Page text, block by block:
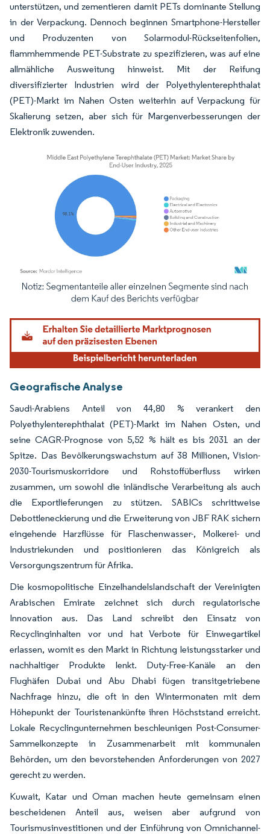
unterstützen, und zementieren damit PETs dominante Stellung
in der Verpackung. Dennoch beginnen Smartphone-Hersteller
und Produzenten von Solarmodul-Rückseitenfolien,
flammhemmende PET-Substrate zu spezifizieren, was auf eine
allmähliche Ausweitung hinweist. Mit der Reifung
diversifizierter Industrien wird der Polyethylenterephthalat
(PET)-Markt im Nahen Osten weiterhin auf Verpackung für
Skalierung setzen, aber sich für Margenverbesserungen der
Elektronik zuwenden.
Bild © Mordor Intelligence. Wiederverwendung erfordert Namensnennung
Geografische Analyse
Saudi-Arabiens Anteil von 44,80 % verankert den
Polyethylenterephthalat (PET)-Markt im Nahen Osten, und
seine CAGR-Prognose von 5,52 % hält es bis 2031 an der
Spitze. Das Bevölkerungswachstum auf 38 Millionen, Vision-
2030-Tourismuskorridore und Rohstoffüberfluss wirken
zusammen, um sowohl die inländische Verarbeitung als auch
die Exportlieferungen zu stützen. SABICs schrittweise
Debottleneckierung und die Erweiterung von JBF RAK sichern
eingehende Harzflüsse für Flaschenwasser-, Molkerei- und
Industriekunden und positionieren das Königreich als
Versorgungszentrum für Afrika.
Die kosmopolitische Einzelhandelslandschaft der Vereinigten
Arabischen Emirate zeichnet sich durch regulatorische
Innovation aus. Das Land schreibt den Einsatz von
Recyclinginhalten vor und hat Verbote für Einwegartikel
erlassen, womit es den Markt in Richtung leistungsstarker und
nachhaltiger Produkte lenkt. Duty-Free-Kanäle an den
Flughäfen Dubai und Abu Dhabi fügen transitgetriebene
Nachfrage hinzu, die oft in den Wintermonaten mit dem
Höhepunkt der Touristenankünfte ihren Höchststand erreicht.
Lokale Recyclingunternehmen beschleunigen Post-Consumer-
Sammelkonzepte in Zusammenarbeit mit kommunalen
Behörden, um den bevorstehenden Anforderungen von 2027
gerecht zu werden.
Kuwait, Katar und Oman machen heute gemeinsam einen
bescheidenen Anteil aus, weisen aber aufgrund von
Tourismusinvestitionen und der Einführung von Omnichannel-